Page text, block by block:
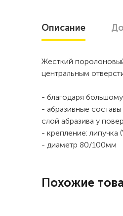
Описание
Жесткий
центральным
- благодаря
- абразивные
слой абразива у
- крепление: липучка
- диаметр 80/100мм
Похожие